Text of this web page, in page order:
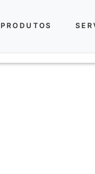
PRODUTOS